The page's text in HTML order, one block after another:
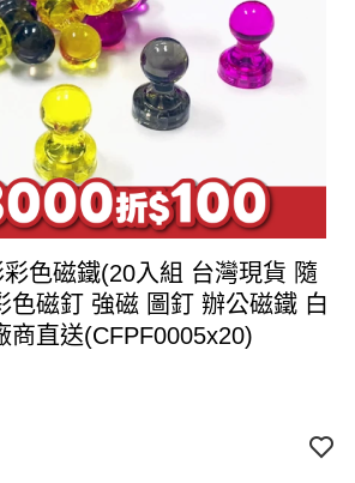
彩色磁鐵(20入組 台灣現貨 隨
色磁釘 強磁 圖釘 辦公磁鐵 白
商直送(CFPF0005x20)